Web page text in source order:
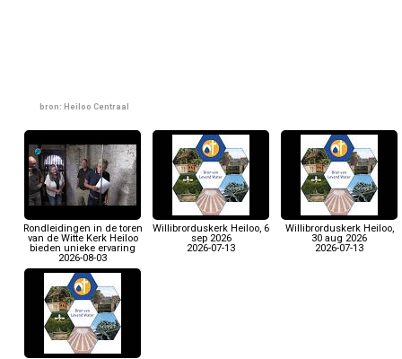
bron: Heiloo Centraal
Rondleidingen in de toren
van de Witte Kerk Heiloo
bieden unieke ervaring
2026-08-03
Willibrorduskerk Heiloo, 6
sep 2026
2026-07-13
Willibrorduskerk Heiloo,
30 aug 2026
2026-07-13